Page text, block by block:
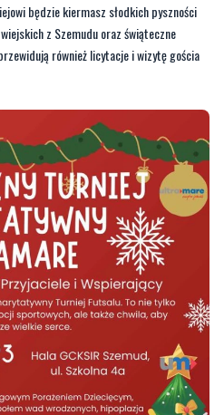
będzie kiermasz słodkich pyszności
z Szemudu oraz świąteczne
również licytacje i wizytę gościa